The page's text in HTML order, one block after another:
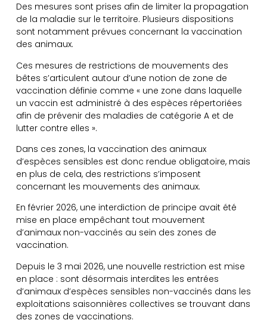
Des mesures sont prises afin de limiter la propagation
de la maladie sur le territoire. Plusieurs dispositions
sont notamment prévues concernant la vaccination
des animaux.
Ces mesures de restrictions de mouvements des
bêtes s’articulent autour d’une notion de zone de
vaccination définie comme « une zone dans laquelle
un vaccin est administré à des espèces répertoriées
afin de prévenir des maladies de catégorie A et de
lutter contre elles ».
Dans ces zones, la vaccination des animaux
d’espèces sensibles est donc rendue obligatoire, mais
en plus de cela, des restrictions s’imposent
concernant les mouvements des animaux.
En février 2026, une interdiction de principe avait été
mise en place empêchant tout mouvement
d’animaux non-vaccinés au sein des zones de
vaccination.
Depuis le 3 mai 2026, une nouvelle restriction est mise
en place : sont désormais interdites les entrées
d’animaux d’espèces sensibles non-vaccinés dans les
exploitations saisonnières collectives se trouvant dans
des zones de vaccinations.